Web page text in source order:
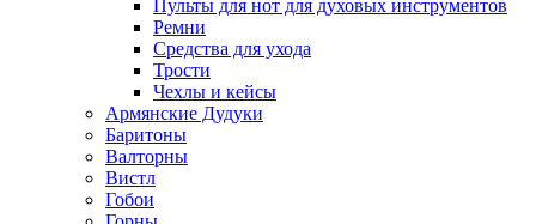
Пульты для нот для духовых инструментов
Ремни
Средства для ухода
Трости
Чехлы и кейсы
Армянские Дудуки
Баритоны
Валторны
Вистл
Гобои